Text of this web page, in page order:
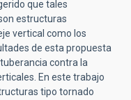
que tales
estructuras
vertical como los
de esta propuesta
contra la
En este trabajo
tipo tornado